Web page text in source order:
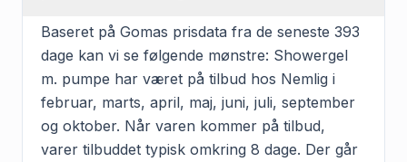
Baseret på Gomas prisdata fra de seneste 393
dage kan vi se følgende mønstre: Showergel
m. pumpe har været på tilbud hos Nemlig i
februar, marts, april, maj, juni, juli, september
og oktober. Når varen kommer på tilbud,
varer tilbuddet typisk omkring 8 dage. Der går